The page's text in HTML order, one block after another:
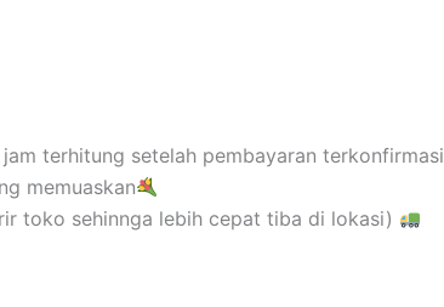
terhitung setelah pembayaran terkonfirmasi
memuaskan
toko sehinnga lebih cepat tiba di lokasi)